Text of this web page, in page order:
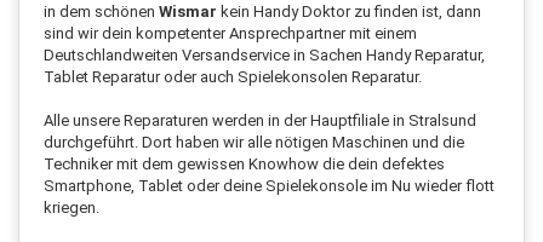
in dem schönen Wismar kein Handy Doktor zu finden ist, dann
sind wir dein kompetenter Ansprechpartner mit einem
Deutschlandweiten Versandservice in Sachen Handy Reparatur,
Tablet Reparatur oder auch Spielekonsolen Reparatur.
Alle unsere Reparaturen werden in der Hauptfiliale in Stralsund
durchgeführt. Dort haben wir alle nötigen Maschinen und die
Techniker mit dem gewissen Knowhow die dein defektes
Smartphone, Tablet oder deine Spielekonsole im Nu wieder flott
kriegen.